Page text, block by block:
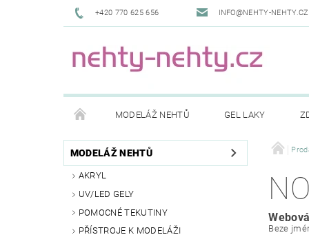
+420 770 625 656 INFO@NEHTY-NEHTY.CZ
MODELÁŽ NEHTŮ GEL LAKY
KONTAKTY DOPRAVA A PLATBY
MODELÁŽ NEHTŮ
AKRYL
UV/LED GELY
POMOCNÉ TEKUTINY
PŘÍSTROJE K MODELÁŽI
Beze